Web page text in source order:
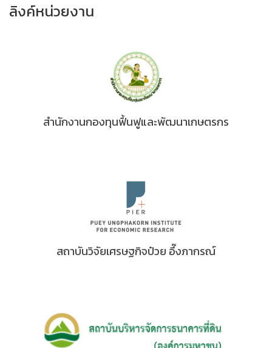
ลิงค์หน่วยงาน
สำนักงานกองทุนฟื้นฟูและพัฒนาเกษตรกร
สถาบันวิจัยเศรษฐกิจป๋วย อึ๊งภากรณ์